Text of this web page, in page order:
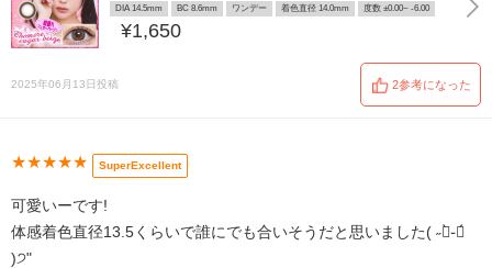
DIA 14.5mm BC 8.6mm ワンデー 着色直径 14.0mm 度数 ±0.00~ -6.00
¥1,650
2025年06月13日投稿 2参考になった
★★★★★ SuperExcellent
可愛いーです!
体感着色直径13.5くらいで誰にでも合いそうだと思いました( ˶ー̀֊ー́
)੭"